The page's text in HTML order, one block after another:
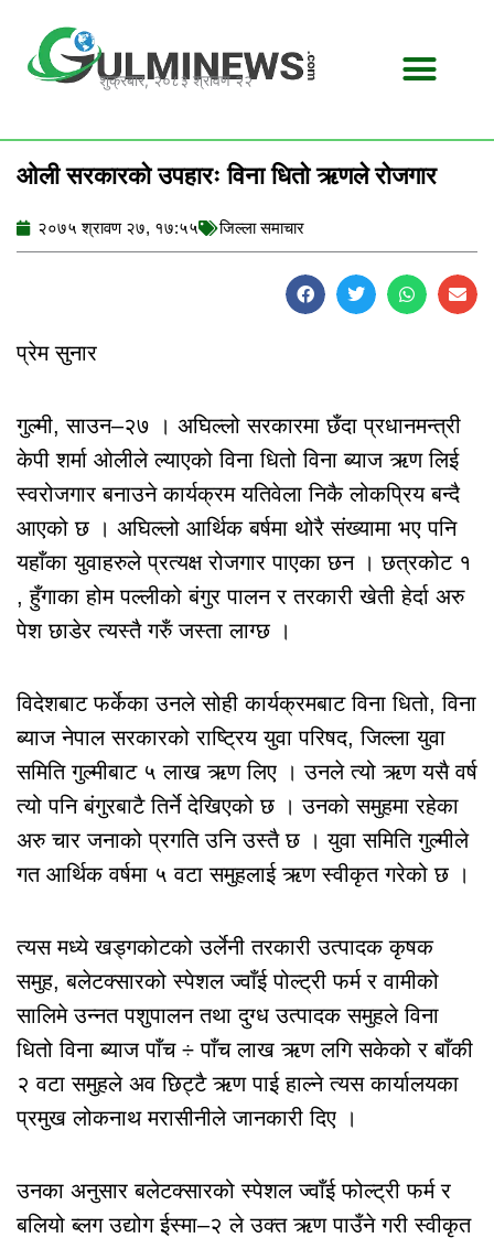
content
शुक्रबार, २०८३ श्रावण २२
ओली सरकारको उपहारः विना धितो ऋणले रोजगार
२०७५ श्रावण २७, १७:५५ जिल्ला समाचार
प्रेम सुनार
गुल्मी, साउन–२७ । अघिल्लो सरकारमा छँदा प्रधानमन्त्री
केपी शर्मा ओलीले ल्याएको विना धितो विना ब्याज ऋण लिई
स्वरोजगार बनाउने कार्यक्रम यतिवेला निकै लोकप्रिय बन्दै
आएको छ । अघिल्लो आर्थिक बर्षमा थोरै संख्यामा भए पनि
यहाँका युवाहरुले प्रत्यक्ष रोजगार पाएका छन । छत्रकोट १
, हुँगाका होम पल्लीको बंगुर पालन र तरकारी खेती हेर्दा अरु
पेश छाडेर त्यस्तै गरुँ जस्ता लाग्छ ।
विदेशबाट फर्केका उनले सोही कार्यक्रमबाट विना धितो, विना
ब्याज नेपाल सरकारको राष्ट्रिय युवा परिषद, जिल्ला युवा
समिति गुल्मीबाट ५ लाख ऋण लिए । उनले त्यो ऋण यसै वर्ष
त्यो पनि बंगुरबाटै तिर्ने देखिएको छ । उनको समुहमा रहेका
अरु चार जनाको प्रगति उनि उस्तै छ । युवा समिति गुल्मीले
गत आर्थिक वर्षमा ५ वटा समुहलाई ऋण स्वीकृत गरेको छ ।
त्यस मध्ये खड्गकोटको उर्लेनी तरकारी उत्पादक कृषक
समुह, बलेटक्सारको स्पेशल ज्वाँई पोल्ट्री फर्म र वामीको
सालिमे उन्नत पशुपालन तथा दुग्ध उत्पादक समुहले विना
धितो विना ब्याज पाँच ÷ पाँच लाख ऋण लगि सकेको र बाँकी
२ वटा समुहले अव छिट्टै ऋण पाई हाल्ने त्यस कार्यालयका
प्रमुख लोकनाथ मरासीनीले जानकारी दिए ।
उनका अनुसार बलेटक्सारको स्पेशल ज्वाँई फोल्ट्री फर्म र
बलियो ब्लग उद्योग ईस्मा–२ ले उक्त ऋण पाउँने गरी स्वीकृत